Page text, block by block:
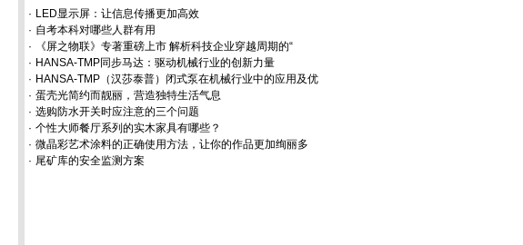
· LED显示屏：让信息传播更加高效
· 自考本科对哪些人群有用
·
《屏之物联》专著重磅上市 解析科技企业穿越周期的“
· HANSA-TMP同步马达：驱动机械行业的创新力量
· HANSA-TMP（汉莎泰普）闭式泵在机械行业中的应用及优
· 蛋壳光简约而靓丽，营造独特生活气息
· 选购防水开关时应注意的三个问题
· 个性大师餐厅系列的实木家具有哪些？
· 微晶彩艺术涂料的正确使用方法，让你的作品更加绚丽多
· 尾矿库的安全监测方案